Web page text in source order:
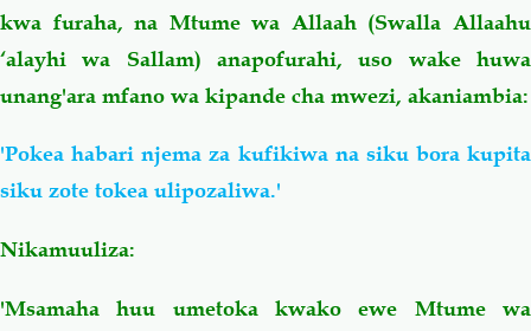
kwa furaha, na Mtume wa Allaah (Swalla Allaahu
‘alayhi wa Sallam) anapofurahi, uso wake huwa
unang'ara mfano wa kipande cha mwezi, akaniambia:
'Pokea habari njema za kufikiwa na siku bora kupita
siku zote tokea ulipozaliwa.'
Nikamuuliza:
'Msamaha huu umetoka kwako ewe Mtume wa